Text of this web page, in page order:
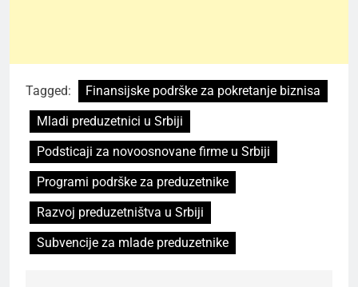
Tagged:
Finansijske podrške za pokretanje biznisa
Mladi preduzetnici u Srbiji
Podsticaji za novoosnovane firme u Srbiji
Programi podrške za preduzetnike
Razvoj preduzetništva u Srbiji
Subvencije za mlade preduzetnike